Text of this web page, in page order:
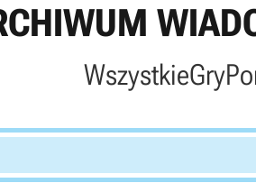
WszystkieGry